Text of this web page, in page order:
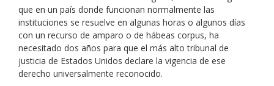
que en un país donde funcionan normalmente las
instituciones se resuelve en algunas horas o algunos días
con un recurso de amparo o de hábeas corpus, ha
necesitado dos años para que el más alto tribunal de
justicia de Estados Unidos declare la vigencia de ese
derecho universalmente reconocido.